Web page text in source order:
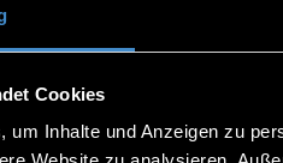
Cookies
um Inhalte und Anzeigen zu